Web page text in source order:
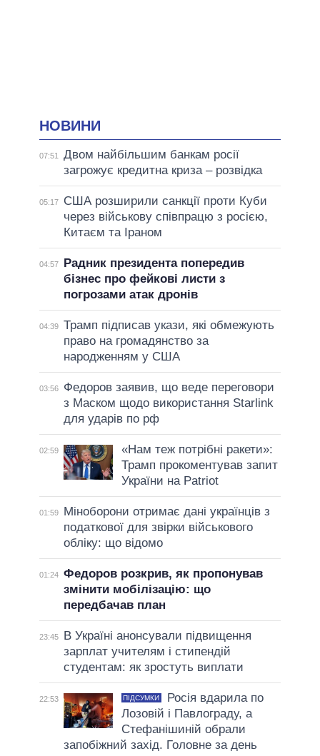
НОВИНИ
07:51
Двом найбільшим банкам росії
загрожує кредитна криза – розвідка
05:17
США розширили санкції проти Куби
через військову співпрацю з росією,
Китаєм та Іраном
04:57
Радник президента попередив
бізнес про фейкові листи з
погрозами атак дронів
04:39 Трамп підписав укази, які обмежують
право на громадянство за
народженням у США
03:56
Федоров заявив, що веде переговори
з Маском щодо використання Starlink
для ударів по рф
02:59
«Нам теж потрібні ракети»:
Трамп прокоментував запит
України на Patriot
01:59
Міноборони отримає дані українців з
податкової для звірки військового
обліку: що відомо
01:24 Федоров розкрив, як пропонував
змінити мобілізацію: що
передбачав план
23:45
В Україні анонсували підвищення
зарплат учителям і стипендій
студентам: як зростуть виплати
22:53 ПІДСУМКИ
Росія вдарила по
Лозовій і Павлограду, а
Стефанішиній обрали
запобіжний захід. Головне за день